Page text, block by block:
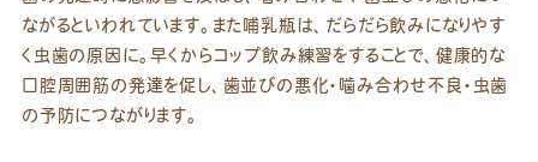
ながるといわれています。また哺乳瓶は、だらだら飲みになりやす
く虫歯の原因に。早くからコップ飲み練習をすることで、健康的な
口腔周囲筋の発達を促し、歯並びの悪化・噛み合わせ不良・虫歯
の予防につながります。